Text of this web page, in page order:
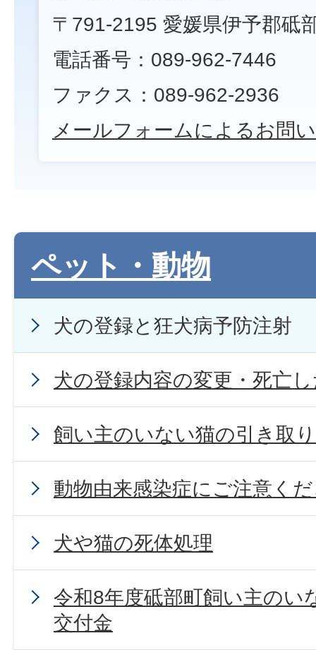
〒791-2195 愛媛県伊予郡砥
電話番号：089-962-7446
ファクス：089-962-2936
メールフォームによるお問
ペット・動物
犬の登録と狂犬病予防注射
犬の登録内容の変更・死亡
飼い主のいない猫の引き取り
動物由来感染症にご注意く
犬や猫の死体処理
令和8年度砥部町飼い主のい
交付金